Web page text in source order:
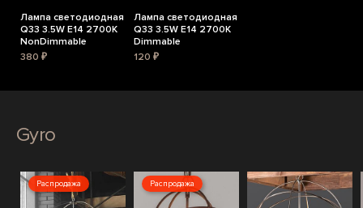
Лампа светодиодная
Q33 3.5W E14 2700K
NonDimmable
380 ₽
Лампа светодиодная
Q33 3.5W E14 2700K
Dimmable
120 ₽
Gyro
Распродажа Распродажа